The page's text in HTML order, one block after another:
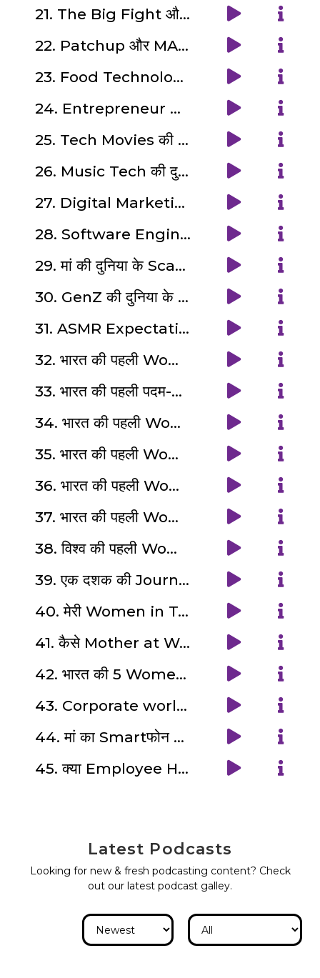
21. The Big Fight और TESTING Phase | SDLC और शादी Series (5/6)
22. Patchup और MAINTENANCE Phase | SDLC और शादी Series (6/6)
23. Food Technology दुनिया के Scams ? ft. Anudeep Badyal | ठग Life Series ?(1/8)
24. Entrepreneur और EdTech दुनिया के Scams ? Ft. Anurag Manik | ठग Life Series ? (2/8)
25. Tech Movies की दुनिया के Scams ? Ft. Diksha Patel | ठग Life Series ? (3/8)
26. Music Tech की दुनियां के Scams ? Ft. Garima Taneja | ठग Life Series ? (4/8)
27. Digital Marketing Tech दुनिया के Scams? Ft. Shahbaz Shaikh | ठग Life Series ? (5/8)
28. Software Engineer की Life के Scams ?‍? Ft. Team ठग Life | ठग Life Series ? (6/8)
29. मां की दुनिया के Scams ? Ft. Riddhi Deorah | ठग Life Series ? (7/8)
30. GenZ की दुनिया के Scams ? Ft. Jimil Pandit | ठग Life Series ? (8/8)
31. ASMR Expectations vs Reality - Woman's Day का असली सच? : W-Power Never Offline ♀️ Series (1/12)
32. भारत की पहली Woman Physician की कहानी - Anandibai Gopalrao| W - Power Never Offline Series ♀️ (2/12)
33. भारत की पहली पदम-श्री सम्मानित Woman Scientist : Janaki Ammal |W- Power Never Offline♀️Series (3/12)
34. भारत की पहली Woman scientific PHD Holder : Kamala Sohonie | W- Power Never Offline♀️ Series (4/12)
35. भारत की पहली Woman Engineer : Rajeshwari Chatterjee | W-Power Never Offline ♀️ Series (5/12)
36. भारत की पहली Woman Astronaut : Kalpana Chawla | W-Power Never Offline ♀️ Series (6/12)
37. भारत की पहली Woman to visit Antarctica : Dr. Aditi Pant | W-Power Never Offline ♀️ Series (7/12)
38. विश्व की पहली Women Programmers Ada Lovelace , ENIAC और Hopper | W-Power Never Offline (8/12)
39. एक दशक की Journey of Woman in Tech : Divya Saxena |W-Power Never Offline ♀️ Series (9/12)
40. मेरी Women in Tech श्रोताओं ने बताए Top#10 reasons of quitting job | W-Power Never Offline♀️ (10/12)
41. कैसे Mother at Work करती हैं balance ⚖️ : Nandita Johari | W-Power Never Offline ♀ (11/12)
42. भारत की 5 Women Computer Science Researchers: Sudha Murty and.... | W-Power Never Offline ♀️ (12/12)
43. Corporate world के मजबूर मज़दूर : Labor's Day Special
44. मां का Smartफोन आया but क्या उन्हें पसंद आया??: Mother's Day Special Ft. Anudeep Badhyal
45. क्या Employee Happiness और Wellness Important हैं ? Ft. Aastha Tatia , Happiness Coach
Latest Podcasts
Looking for new & fresh podcasting content? Check
out our latest podcast galley.